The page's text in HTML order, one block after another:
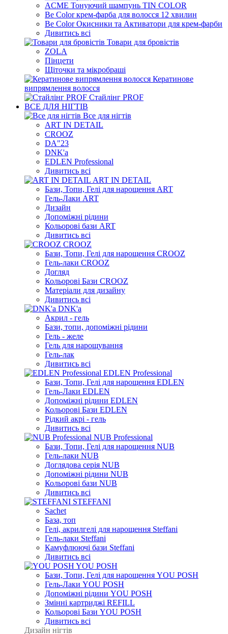
ACME Тонуючий шампунь TIN COLOR
Be Color крем-фарба для волосся 12 хвилин
Be Color Окисники та Активатори для крем-фарби
Дивитись всі
Товари для бровістів
ZOLA
Пінцети
Щіточки та мікробраші
Кератинове
випрямлення волосся
Стайлінг PROF
ВСЕ ДЛЯ НІГТІВ
Все для нігтів
ART IN DETAIL
CROOZ
DA"23
DNK'a
EDLEN Professional
Дивитись всі
ART IN DETAIL
Бази, Топи, Гелі для нарощення ART
Гель-Лаки ART
Дизайн
Допоміжні рідини
Кольорові бази ART
Дивитись всі
CROOZ
Бази, Топи, Гелі для нарощення CROOZ
Гель-лаки CROOZ
Догляд
Кольорові Бази CROOZ
Матеріали для дизайну
Дивитись всі
DNK'a
Акрил - гель
Бази, топи, допоміжні рідини
Гель - желе
Гель для нарощування
Гель-лак
Дивитись всі
EDLEN Professional
Бази, Топи, Гелі для нарощення EDLEN
Гель-Лаки EDLEN
Допоміжні рідини EDLEN
Кольорові Бази EDLEN
Рідкий акрі - гель
Дивитись всі
NUB Professional
Бази, Топи, Гелі для нарощення NUB
Гель-лаки NUB
Доглядова серія NUB
Допоміжні рідини NUB
Кольорові бази NUB
Дивитись всі
STEFFANI
Sachet
База, топ
Гелі, акрилгелі для нарощення Steffani
Гель-лаки Steffani
Камуфлюючі бази Steffani
Дивитись всі
YOU POSH
Бази, Топи, Гелі для нарощення YOU POSH
Гель-Лаки YOU POSH
Допоміжні рідини YOU POSH
Змінні картриджі REFILL
Кольорові Бази YOU POSH
Дивитись всі
Дизайн нігтів